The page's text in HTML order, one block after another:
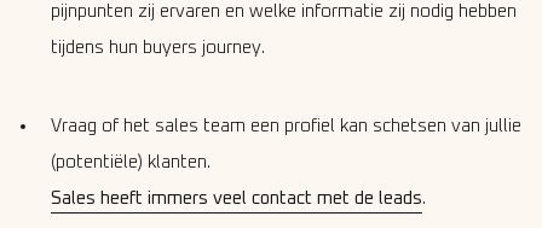
pijnpunten zij ervaren en welke informatie zij nodig hebben
tijdens hun buyers journey.
Vraag of het sales team een profiel kan schetsen van jullie
(potentiële) klanten.
Sales heeft immers veel contact met de leads.